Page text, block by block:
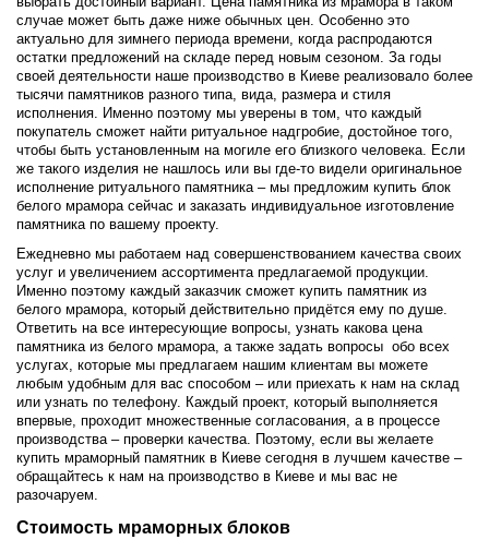
случае может быть даже ниже обычных цен. Особенно это
актуально для зимнего периода времени, когда распродаются
остатки предложений на складе перед новым сезоном. За годы
своей деятельности наше производство в Киеве реализовало более
тысячи памятников разного типа, вида, размера и стиля
исполнения. Именно поэтому мы уверены в том, что каждый
покупатель сможет найти ритуальное надгробие, достойное того,
чтобы быть установленным на могиле его близкого человека. Если
же такого изделия не нашлось или вы где-то видели оригинальное
исполнение ритуального памятника – мы предложим купить блок
белого мрамора сейчас и заказать индивидуальное изготовление
памятника по вашему проекту.
Ежедневно мы работаем над совершенствованием качества своих
услуг и увеличением ассортимента предлагаемой продукции.
Именно поэтому каждый заказчик сможет купить памятник из
белого мрамора, который действительно придётся ему по душе.
Ответить на все интересующие вопросы, узнать какова цена
памятника из белого мрамора, а также задать вопросы обо всех
услугах, которые мы предлагаем нашим клиентам вы можете
любым удобным для вас способом – или приехать к нам на склад
или узнать по телефону. Каждый проект, который выполняется
впервые, проходит множественные согласования, а в процессе
производства – проверки качества. Поэтому, если вы желаете
купить мраморный памятник в Киеве сегодня в лучшем качестве –
обращайтесь к нам на производство в Киеве и мы вас не
разочаруем.
Стоимость мраморных блоков